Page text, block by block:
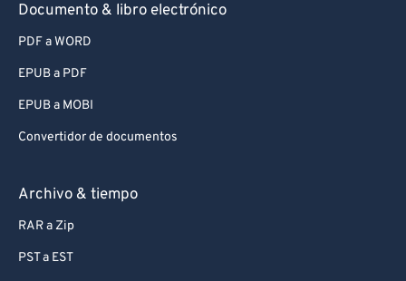
Documento & libro electrónico
PDF a WORD
EPUB a PDF
EPUB a MOBI
Convertidor de documentos
Archivo & tiempo
RAR a Zip
PST a EST